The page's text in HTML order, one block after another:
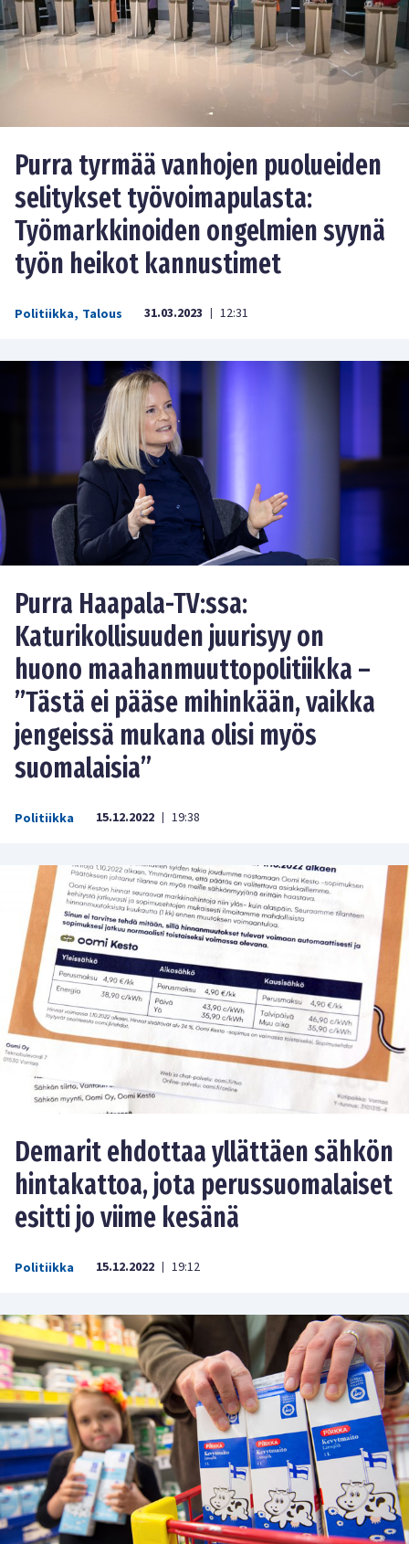
Purra tyrmää vanhojen puolueiden
selitykset työvoimapulasta:
Työmarkkinoiden ongelmien syynä
työn heikot kannustimet
Politiikka, Talous 31.03.2023 | 12:31
Purra Haapala-TV:ssa:
Katurikollisuuden juurisyy on
huono maahanmuuttopolitiikka –
”Tästä ei pääse mihinkään, vaikka
jengeissä mukana olisi myös
suomalaisia”
Politiikka 15.12.2022 | 19:38
Demarit ehdottaa yllättäen sähkön
hintakattoa, jota perussuomalaiset
esitti jo viime kesänä
Politiikka 15.12.2022 | 19:12